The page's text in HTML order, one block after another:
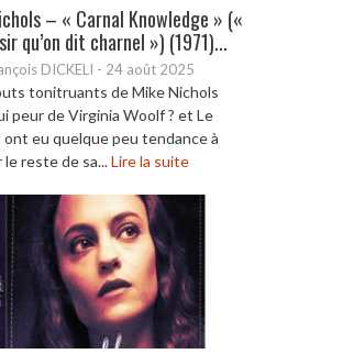
– « Carnal Knowledge » («
qu’on dit charnel ») (1971)...
DICKELI - 24 août 2025
tonitruants de Mike Nichols
peur de Virginia Woolf ? et Le
ont eu quelque peu tendance à
le reste de sa...Lire la suite